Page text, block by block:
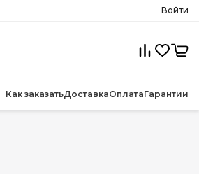
Войти
Как заказатьДоставкаОплатаГарантии